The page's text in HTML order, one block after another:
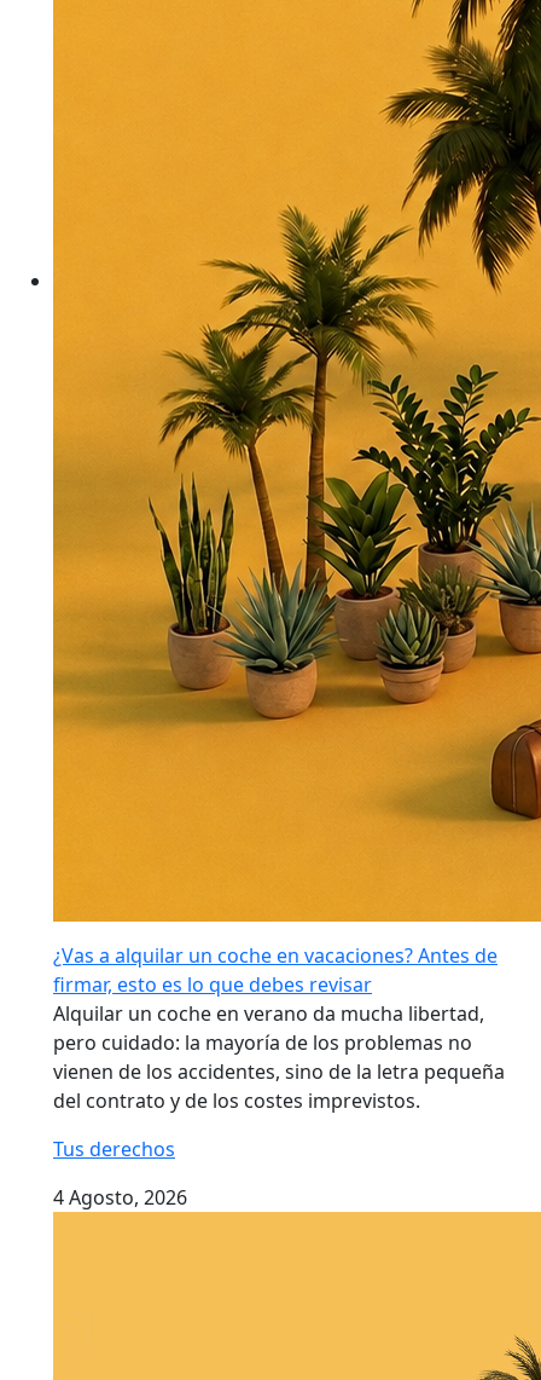
¿Vas a alquilar un coche en vacaciones? Antes de
firmar, esto es lo que debes revisar
Alquilar un coche en verano da mucha libertad,
pero cuidado: la mayoría de los problemas no
vienen de los accidentes, sino de la letra pequeña
del contrato y de los costes imprevistos.
Tus derechos
4 Agosto, 2026